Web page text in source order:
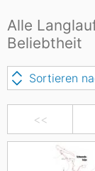
Alle
Beliebtheit
<<
Sortieren